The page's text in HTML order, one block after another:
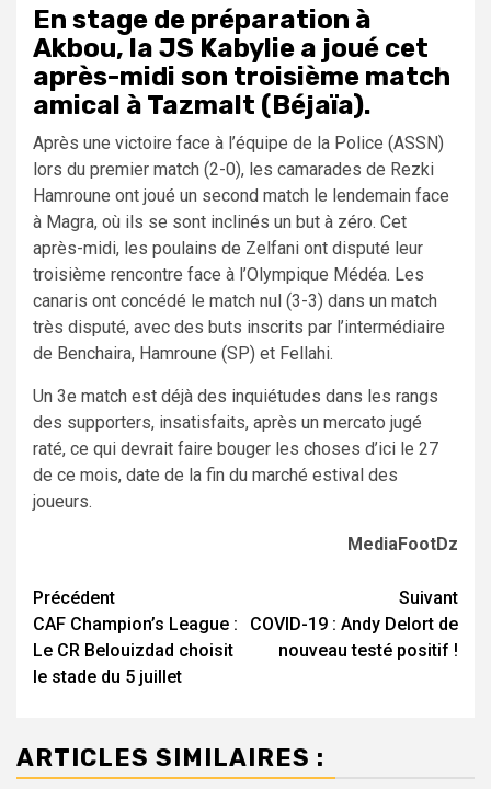
En stage de préparation à
Akbou, la JS Kabylie a joué cet
après-midi son troisième match
amical à Tazmalt (Béjaïa).
Après une victoire face à l’équipe de la Police (ASSN)
lors du premier match (2-0), les camarades de Rezki
Hamroune ont joué un second match le lendemain face
à Magra, où ils se sont inclinés un but à zéro. Cet
après-midi, les poulains de Zelfani ont disputé leur
troisième rencontre face à l’Olympique Médéa. Les
canaris ont concédé le match nul (3-3) dans un match
très disputé, avec des buts inscrits par l’intermédiaire
de Benchaira, Hamroune (SP) et Fellahi.
Un 3e match est déjà des inquiétudes dans les rangs
des supporters, insatisfaits, après un mercato jugé
raté, ce qui devrait faire bouger les choses d’ici le 27
de ce mois, date de la fin du marché estival des
joueurs.
MediaFootDz
Navigation
d’article
Précédent
CAF Champion’s League :
Le CR Belouizdad choisit
le stade du 5 juillet
Suivant
COVID-19 : Andy Delort de
nouveau testé positif !
ARTICLES SIMILAIRES :